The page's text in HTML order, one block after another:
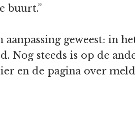
buurt.”
geweest: in
Nog steeds is op de
en de pagina over